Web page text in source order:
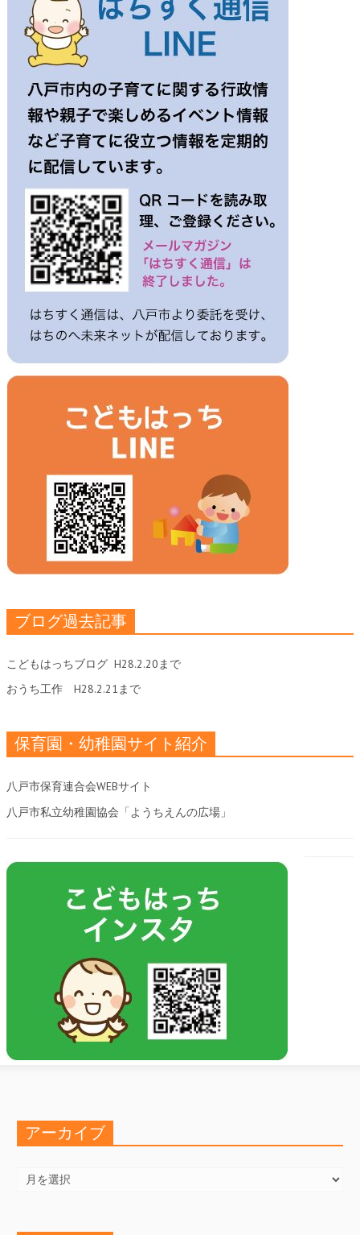
ブログ過去記事
こどもはっちブログ H28.2.20まで
おうち工作 H28.2.21まで
保育園・幼稚園サイト紹介
八戸市保育連合会WEBサイト
八戸市私立幼稚園協会「ようちえんの広場」
アーカイブ
カ